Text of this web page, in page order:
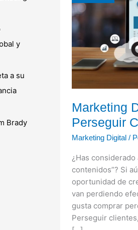
y
a su
Brady
Marketing
Perseguir
Marketing Digital /
¿Has
contenidos”? Si
oportunidad de
van perdiendo
gusta comprar
Perseguir
De
Atráelos!